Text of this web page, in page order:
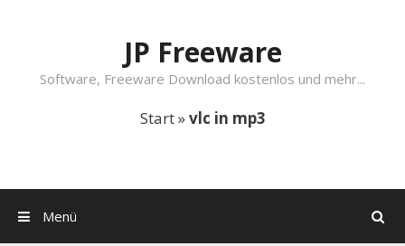
JP Freeware
Software, Freeware Download kostenlos und mehr...
Start»vlc in mp3
Suchen
Menü